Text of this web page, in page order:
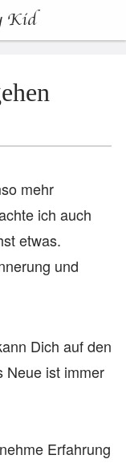
Kid
mehr
ich auch
etwas.
und
Dich auf den
Neue ist immer
Erfahrung